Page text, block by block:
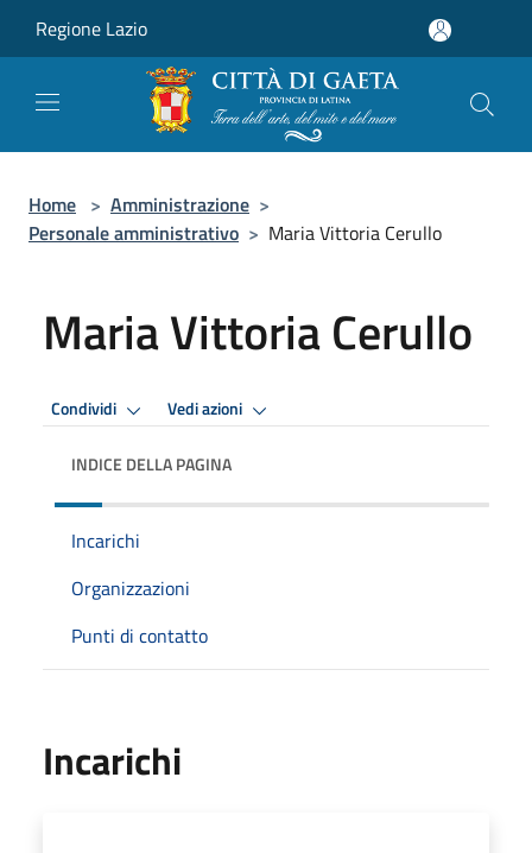
Regione Lazio
Home > Amministrazione >
Personale amministrativo > Maria Vittoria Cerullo
Maria Vittoria Cerullo
Condividi Vedi azioni
INDICE DELLA PAGINA
Incarichi
Organizzazioni
Punti di contatto
Incarichi